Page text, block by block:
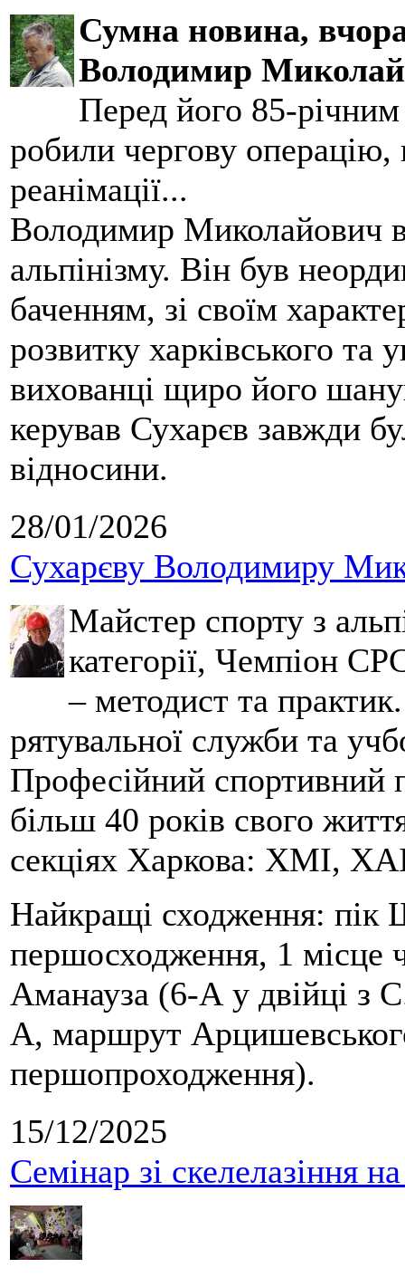
Сумна новина,
Володимир
Перед його 85-
робили чергову операцію,
реанімації...
Володимир Миколайович
альпінізму. Він був
баченням, зі своїм
розвитку харківського та
вихованці щиро його
керував Сухарєв завжди
відносини.
28/01/2026
Сухарєву Володимиру
Майстер спорту з
категорії, Чемпіон
– методист та
рятувальної служби та
Професійний спортивний
більш 40 років свого
секціях Харкова: ХМІ,
Найкращі сходження: пік
першосходження, 1 місце
Аманауза (6-А у двійці з
А, маршрут
першопроходження).
15/12/2025
Семінар зі скелелазіння